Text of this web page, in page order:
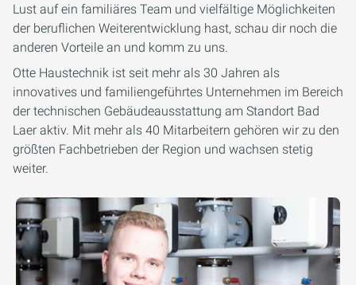
Lust auf ein familiäres Team und vielfältige Möglichkeiten
der beruflichen Weiterentwicklung hast, schau dir noch die
anderen Vorteile an und komm zu uns.
Otte Haustechnik ist seit mehr als 30 Jahren als
innovatives und familiengeführtes Unternehmen im Bereich
der technischen Gebäudeausstattung am Standort Bad
Laer aktiv. Mit mehr als 40 Mitarbeitern gehören wir zu den
größten Fachbetrieben der Region und wachsen stetig
weiter.